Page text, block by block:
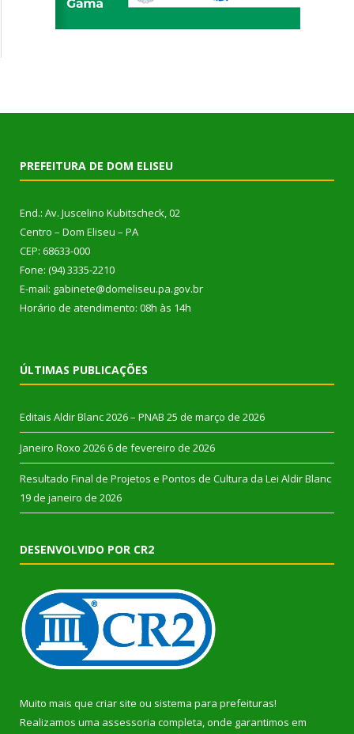
PREFEITURA DE DOM ELISEU
End.: Av. Juscelino Kubitscheck, 02
Centro – Dom Eliseu – PA
CEP: 68633-000
Fone: (94) 3335-2210
E-mail: gabinete@domeliseu.pa.gov.br
Horário de atendimento: 08h às 14h
ÚLTIMAS PUBLICAÇÕES
Editais Aldir Blanc 2026 – PNAB 25 de março de 2026
Janeiro Roxo 2026 6 de fevereiro de 2026
Resultado Final de Projetos e Pontos de Cultura da Lei Aldir Blanc
19 de janeiro de 2026
DESENVOLVIDO POR CR2
Muito mais que criar site ou sistema para prefeituras!
Realizamos uma assessoria completa, onde garantimos em